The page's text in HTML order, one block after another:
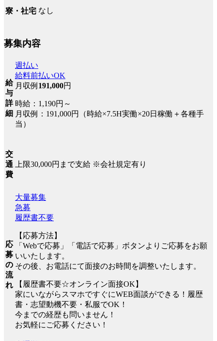
寮・社宅 なし
募集内容
給
与
詳
細
週払い
給料前払いOK
月収例 191,000円
時給：1,190円～
月収例：191,000円（時給×7.5H実働×20日稼働＋各種手
当）
交
通
費
上限30,000円まで支給 ※会社規定有り
応
募
の
流
れ
大量募集
急募
履歴書不要
【応募方法】
「Webで応募」「電話で応募」ボタンよりご応募をお願
いいたします。
その後、お電話にて面接のお時間を調整いたします。
【履歴書不要☆オンライン面接OK】
家にいながらスマホですぐにWEB面談ができる！履歴
書・志望動機不要・私服でOK！
今までの経歴も問いません！
お気軽にご応募ください！